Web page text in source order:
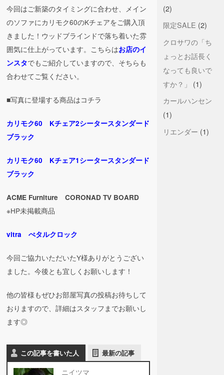
今回はご新築のタイミングに合わせ、メイン
のソファにカリモク60のKチェアをご購入頂
きました！ウッドブラインドで落ち着いた雰
囲気に仕上がっています。こちらはお店のイ
ンスタでもご紹介していますので、そちらも
合わせてご覧ください。
■写真に登場する商品はコチラ
カリモク60 Kチェア2シータースタンダード
ブラック
カリモク60 Kチェア1シータースタンダード
ブラック
ACME Furniture CORONAD TV BOARD
※HP未掲載商品
vitra ぺタルクロック
今回ご協力いただいたY様ありがとうござい
ました。今後とも宜しくお願いします！
他の皆様もぜひお部屋写真の投稿お待ちして
おりますので、詳細はスタッフまでお願いし
ます◎
この記事を書いた人 最新の記事
ニイツマ
(2)
限定SALE (2)
クロサワの「ち
ょっとお話長く
なっても良いで
すか？」
(1)
カールハンセン
(1)
リエンダー (1)